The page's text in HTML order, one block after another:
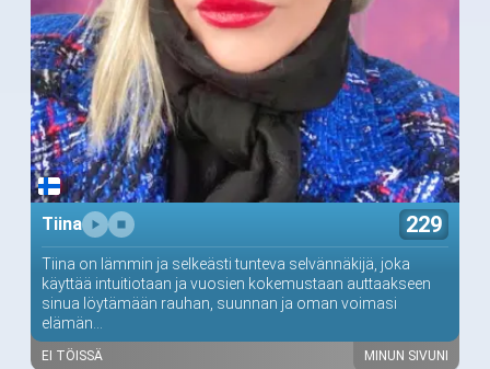
Tiina 229
Tiina on lämmin ja selkeästi tunteva selvännäkijä, joka
käyttää intuitiotaan ja vuosien kokemustaan auttaakseen
sinua löytämään rauhan, suunnan ja oman voimasi
elämän...
EI TÖISSÄ MINUN SIVUNI